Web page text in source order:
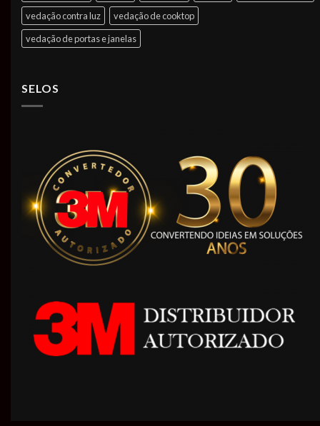
vedação contra luz
vedação de cooktop
vedação de portas e janelas
SELOS